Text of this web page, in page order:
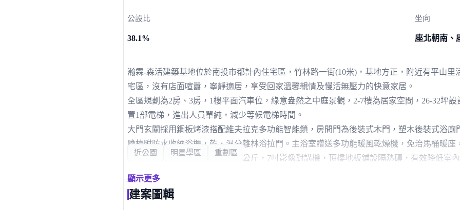
公設比
38.1%
坐向
座北朝南、
瀚霖-森活建築基地位於南投市都計內住宅區，竹林路一街(10米)，基地方正，附近有平山
宅區，沒有店面喧囂，寧靜適居，享受回家溫馨親情及慢活無壓力的快意家居。
全區規劃為2房、3房，1樓平面汽車位，綠意盎然之中庭景觀，2-7樓為居家空間，26-32坪
置1部電梯，進出人員單純，減少等候電梯時間。
大門玄關採用鋼板烤漆搭配維夫拉克多功能智能鎖，房間門為後裝式木門，塑木後裝式浴
臉檯附防水收納浴櫃，乾、濕分離林浴拉門。主浴室贈送多功能暖風乾燥機，免治馬桶暖
採用小金井電梯8人份，承重550公斤，7吋影像對講機，頂樓地板鋪設隔熱磚，有效降低
惱。
超低自備款25%，銀行最高可貸75%，搭配首購優惠利率，工期約3年，付款超輕鬆，南投
近公園 明星學區 重劃區
顯示更多
建案圖輯